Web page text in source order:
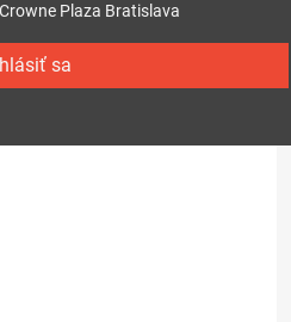
Crowne Plaza Bratislava
sa